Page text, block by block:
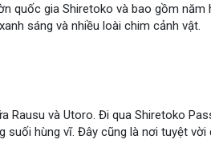
quốc gia Shiretoko và bao gồm
sáng và nhiều loài chim cảnh vật.
Rausu và Utoro. Đi qua Shiretoko
suối hùng vĩ. Đây cũng là nơi tuyệt